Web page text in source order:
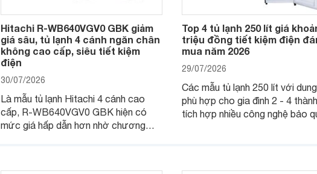
Hitachi R-WB640VGV0 GBK giảm
giá sâu, tủ lạnh 4 cánh ngăn chân
không cao cấp, siêu tiết kiệm
điện
30/07/2026
Là mẫu tủ lạnh Hitachi 4 cánh cao
cấp, R-WB640VGV0 GBK hiện có
mức giá hấp dẫn hơn nhờ chương
Top 4 tủ lạnh 250 lít giá
triệu đồng tiết kiệm điện
mua năm 2026
29/07/2026
Các mẫu tủ lạnh 250 lít với
phù hợp cho gia đình 2 - 4
tích hợp nhiều công nghệ bảo